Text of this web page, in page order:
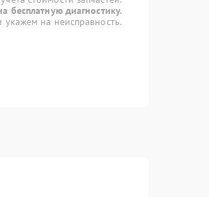
бесплатную диагностику.
на неисправность.